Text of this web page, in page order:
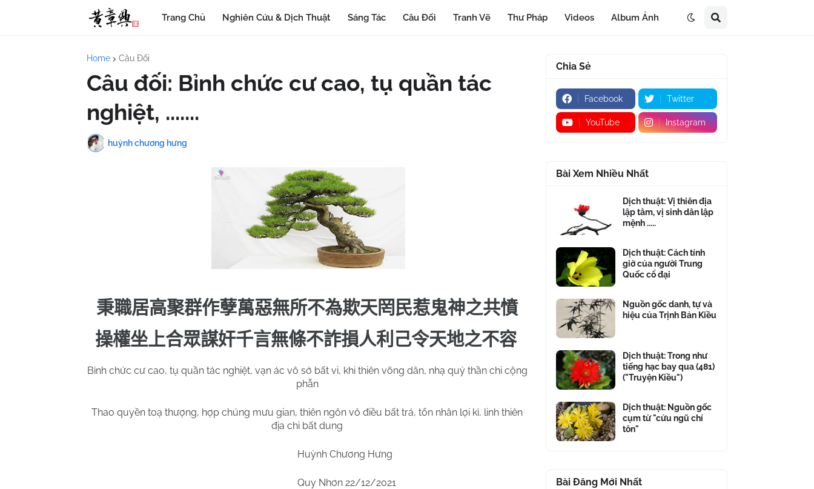
Trang Chủ Nghiên Cứu & Dịch Thuật Sáng Tác Câu Đối Tranh Vẽ Thư Pháp Videos Album Ảnh
Home Câu Đối
Câu đối: Bỉnh chức cư cao, tụ quần tác
nghiệt, .......
huỳnh chương hưng
秉職居高聚群作孽萬惡無所不為欺天罔民惹鬼神之共憤
操權坐上合眾謀奸千言無條不詐損人利己令天地之不容
Bỉnh chức cư cao, tụ quần tác nghiệt, vạn ác vô sở bất vi, khi thiên võng dân, nhạ quỷ thần chi cộng
phẫn
Thao quyền toạ thượng, hợp chúng mưu gian, thiên ngôn vô điều bất trá, tổn nhân lợi kỉ, linh thiên
địa chi bất dung
Huỳnh Chương Hưng
Quy Nhơn 22/12/2021
Chia Sẻ
Facebook Twitter
YouTube Instagram
Bài Xem Nhiều Nhất
Dịch thuật: Vị thiên địa
lập tâm, vị sinh dân lập
mệnh .....
Dịch thuật: Cách tính
giờ của người Trung
Quốc cổ đại
Nguồn gốc danh, tự và
hiệu của Trịnh Bản Kiều
Dịch thuật: Trong như
tiếng hạc bay qua (481)
("Truyện Kiều")
Dịch thuật: Nguồn gốc
cụm từ "cửu ngũ chí
tôn"
Bài Đăng Mới Nhất